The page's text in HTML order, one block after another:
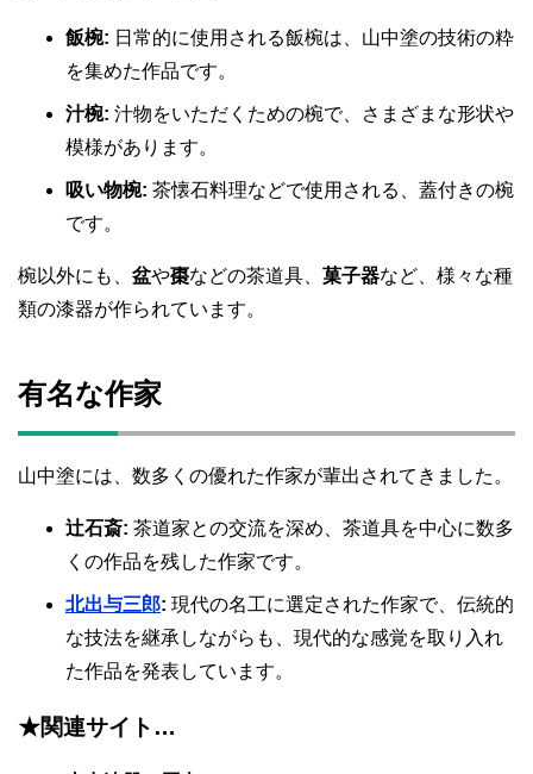
飯椀: 日常的に使用される飯椀は、山中塗の技術の粋
を集めた作品です。
汁椀: 汁物をいただくための椀で、さまざまな形状や
模様があります。
吸い物椀: 茶懐石料理などで使用される、蓋付きの椀
です。
椀以外にも、 盆や棗などの茶道具、 菓子器など、様々な種
類の漆器が作られています。
有名な作家
山中塗には、数多くの優れた作家が輩出されてきました。
辻石斎: 茶道家との交流を深め、茶道具を中心に数多
くの作品を残した作家です。
北出与三郎: 現代の名工に選定された作家で、伝統的
な技法を継承しながらも、現代的な感覚を取り入れ
た作品を発表しています。
★関連サイト…